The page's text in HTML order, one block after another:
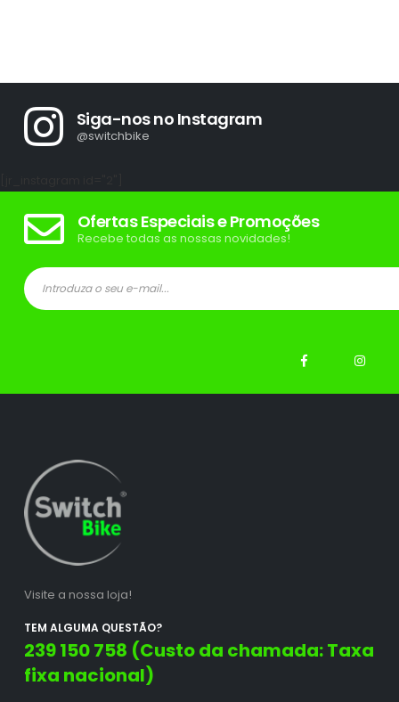
Siga-nos no Instagram
@switchbike
Ofertas Especiais e Promoções
Recebe todas as nossas novidades!
Visite a nossa loja!
TEM ALGUMA QUESTÃO?
239 150 758 (Custo da chamada: Taxa
fixa nacional)